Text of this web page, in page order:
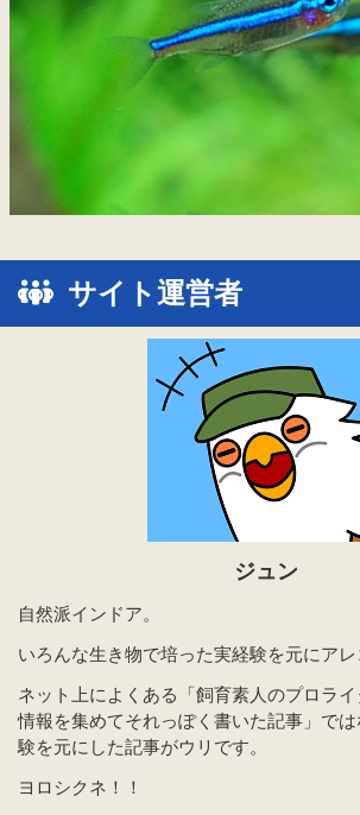
サイト運営者
ジュン
自然派インドア。
いろんな生き物で培った実経験を元にアレ
ネット上によくある「飼育素人のプロラ
情報を集めてそれっぽく書いた記事」で
験を元にした記事がウリです。
ヨロシクネ！！